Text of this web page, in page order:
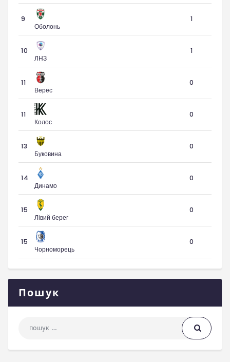
9
Оболонь
1
10
ЛНЗ
1
11
Верес
0
11
Колос
0
13
Буковина
0
14
Динамо
0
15
Лівий берег
0
15
Чорноморець
0
Пошук